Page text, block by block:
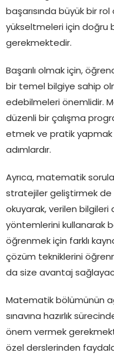
başarısında büyük bir
yükseltmeleri için doğru
gerekmektedir.
Başarılı olmak için,
bir temel bilgiye sahip
edebilmeleri önemlidir.
düzenli bir çalışma
etmek ve pratik yapmak
adımlardır.
Ayrıca, matematik
stratejiler geliştirmek de
okuyarak, verilen
yöntemlerini kullanarak
öğrenmek için farklı
çözüm tekniklerini
da size avantaj
Matematik bölümünün
sınavına hazırlık
önem vermek
özel derslerinden